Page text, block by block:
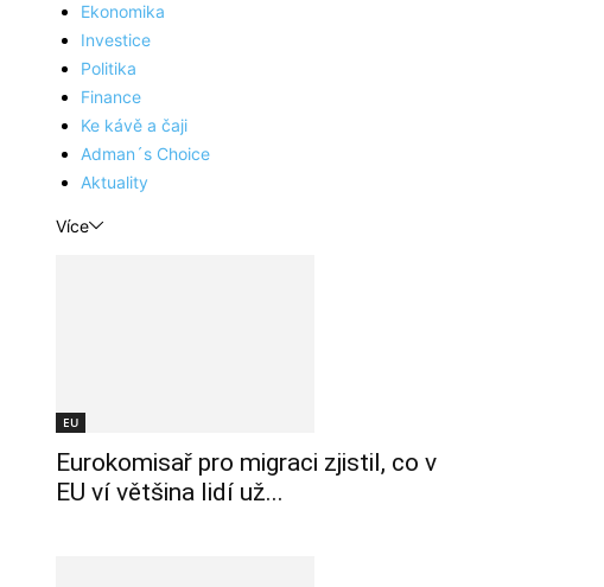
Ekonomika
Investice
Politika
Finance
Ke kávě a čaji
Adman´s Choice
Aktuality
Více
EU
Eurokomisař pro migraci zjistil, co v
EU ví většina lidí už...